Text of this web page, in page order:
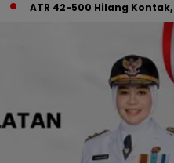
42-500 Hilang Kontak,